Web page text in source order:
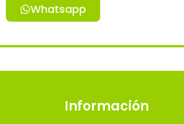
Whatsapp
Información